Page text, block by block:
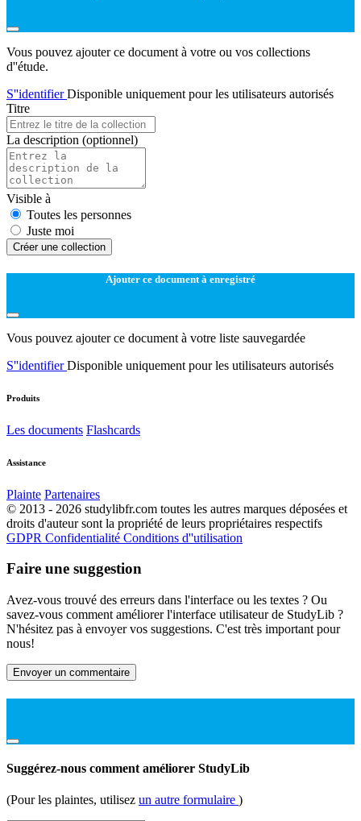
Vous pouvez ajouter ce document à votre ou vos collections
d''étude.
S''identifierDisponible uniquement pour les utilisateurs autorisés
Titre
La description (optionnel)
Visible à
Toutes les personnes
Juste moi
Créer une collection
Ajouter ce document à enregistré
Vous pouvez ajouter ce document à votre liste sauvegardée
S''identifierDisponible uniquement pour les utilisateurs autorisés
Produits
Les documents Flashcards
Assistance
Plainte Partenaires
© 2013 - 2026 studylibfr.com toutes les autres marques déposées et
droits d'auteur sont la propriété de leurs propriétaires respectifs
GDPR Confidentialité Conditions d''utilisation
Faire une suggestion
Avez-vous trouvé des erreurs dans l'interface ou les textes ? Ou
savez-vous comment améliorer l'interface utilisateur de StudyLib ?
N'hésitez pas à envoyer vos suggestions. C'est très important pour
nous!
Envoyer un commentaire
Suggérez-nous comment améliorer StudyLib
(Pour les plaintes, utilisez un autre formulaire )